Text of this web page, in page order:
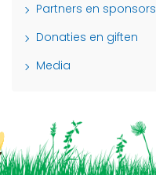
Partners en sponsors
Donaties en giften
Media